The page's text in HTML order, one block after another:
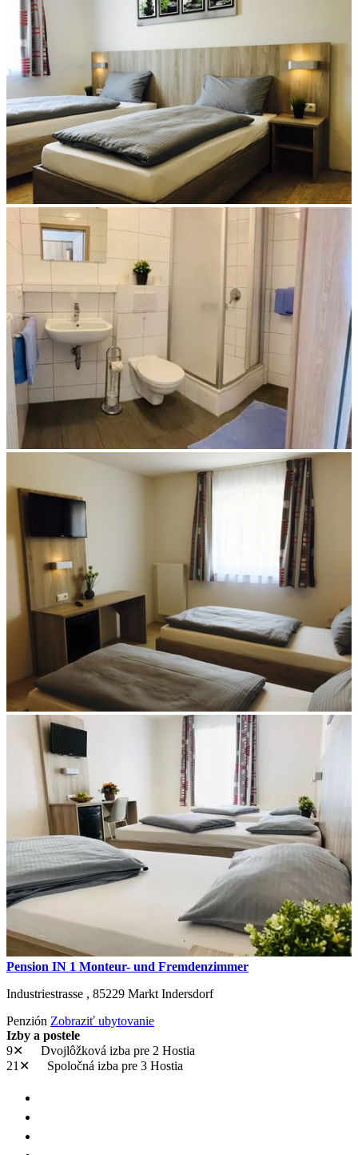
Pension IN 1 Monteur- und Fremdenzimmer
Industriestrasse , 85229 Markt Indersdorf
Penzión Zobraziť ubytovanie
Izby a postele
9✕
Dvojlôžková izba pre 2 Hostia
21✕
Spoločná izba pre 3 Hostia